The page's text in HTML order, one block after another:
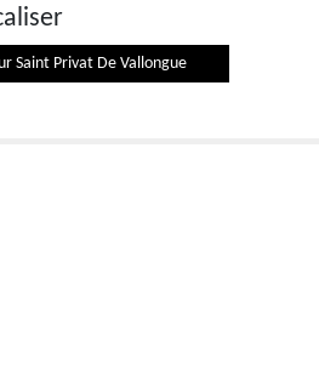
Saint Privat De Vallongue